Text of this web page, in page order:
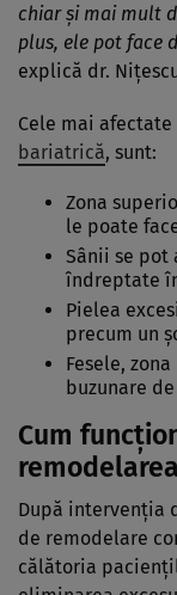
chiar și mai mult
plus, ele pot face
explică dr.
Cele mai
bariatrică, sunt:
Zona
le poate
Sânii se pot
îndreptate
Pielea
precum un
Fesele,
buzunare
Cum
După intervenția
de remodelare
călătoria